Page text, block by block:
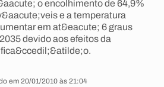
o encolhimento de 64,9%
e a temperatura
em at&eacute; 6 graus
devido aos efeitos da
em 20/01/2010 às 21:04